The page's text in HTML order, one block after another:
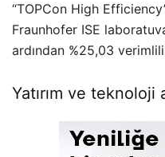
“TOPCon High
Fraunhofer ISE
ardından %25,03
Yatırım ve teknoloji